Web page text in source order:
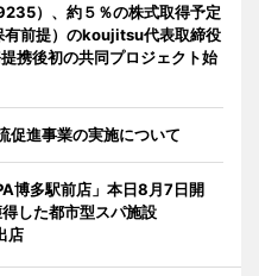
）、約５％の株式取得予定
有前提）のkoujitsu代表取締役
携後初の共同プロジェクト始
促進事業の実施について
博多駅前店」本日8月7日開
した都市型スパ施設
店